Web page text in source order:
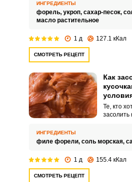
в
ИНГРЕДИЕНТЫ
форель, укроп, сахар-песок,
масло растительное
1 д 127.1 кКал
СМОТРЕТЬ РЕЦЕПТ
Как
Те, кто
простой
ИНГРЕДИЕНТЫ
филе форели, соль морская,
1 д 155.4 кКал
СМОТРЕТЬ РЕЦЕПТ